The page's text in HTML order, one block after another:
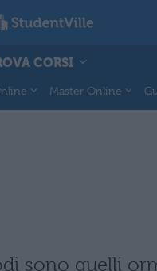
CORSI
Master Online
sono quelli